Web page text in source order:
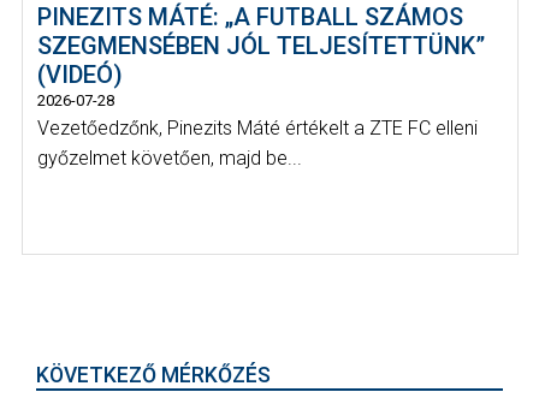
PINEZITS MÁTÉ: „A FUTBALL SZÁMOS
SZEGMENSÉBEN JÓL TELJESÍTETTÜNK”
(VIDEÓ)
2026-07-28
Vezetőedzőnk, Pinezits Máté értékelt a ZTE FC elleni
győzelmet követően, majd be...
KÖVETKEZŐ MÉRKŐZÉS